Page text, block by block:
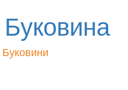
Буковини